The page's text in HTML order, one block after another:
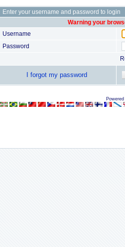
Enter your username and password to login
Warning your
Username
Password
I forgot my password